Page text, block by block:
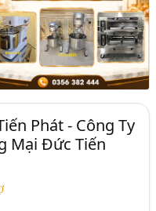
Phát - Công Ty
Mại Đức Tiến